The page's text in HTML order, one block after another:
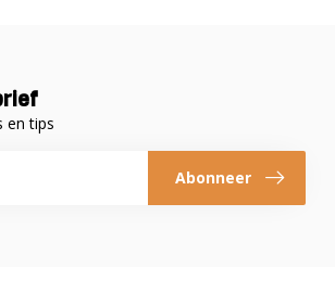
en tips
Abonneer